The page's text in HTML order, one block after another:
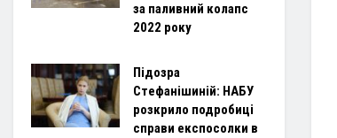
за паливний колапс
2022 року
Підозра
Стефанішиній: НАБУ
розкрило подробиці
справи експосолки в